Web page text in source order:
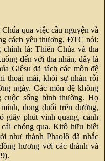
qua việc cầu nguyện và
cách yêu thương, ĐTC nói:
chính là: Thiên Chúa và tha
đến với tha nhân, đây là
Giêsu đã tách các môn đệ
thoải mái, khỏi sự nhàn rỗi
ngày. Các môn đệ không
cuộc sống bình thường. Họ
dong duổi trên đường,
giây phút vinh quang, cảnh
chóng qua. Kitô hữu biết
như thánh Phaolô đã nhắc
hương với các thánh và